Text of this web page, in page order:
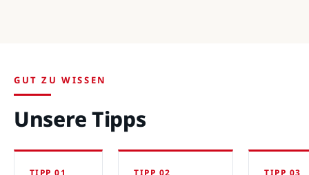
GUT ZU WISSEN
Unsere Tipps
TIPP 01 TIPP 02 TIPP 03